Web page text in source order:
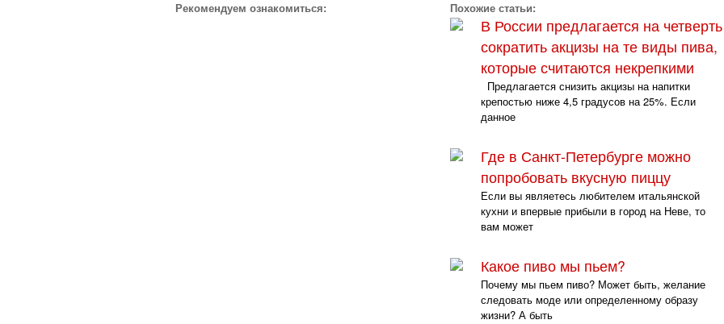
Рекомендуем ознакомиться:
Похожие статьи:
В России предлагается на четверть
сократить акцизы на те виды пива,
которые считаются некрепкими
Предлагается снизить акцизы на напитки
крепостью ниже 4,5 градусов на 25%. Если
данное
Где в Санкт-Петербурге можно
попробовать вкусную пиццу
Если вы являетесь любителем итальянской
кухни и впервые прибыли в город на Неве, то
вам может
Какое пиво мы пьем?
Почему мы пьем пиво? Может быть, желание
следовать моде или определенному образу
жизни? А быть